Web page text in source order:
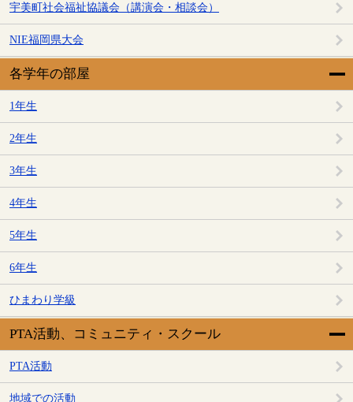
宇美町社会福祉協議会（講演会・相談会）
NIE福岡県大会
各学年の部屋
1年生
2年生
3年生
4年生
5年生
6年生
ひまわり学級
PTA活動、コミュニティ・スクール
PTA活動
地域での活動